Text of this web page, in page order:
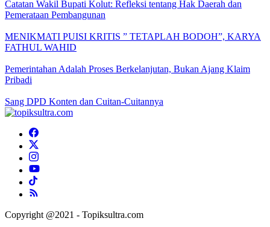
Catatan Wakil Bupati Kolut: Refleksi tentang Hak Daerah dan
Pemerataan Pembangunan
MENIKMATI PUISI KRITIS ” TETAPLAH BODOH”, KARYA
FATHUL WAHID
Pemerintahan Adalah Proses Berkelanjutan, Bukan Ajang Klaim
Pribadi
Sang DPD Konten dan Cuitan-Cuitannya
Copyright @2021 - Topiksultra.com